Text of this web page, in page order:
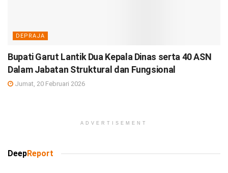
DEPRAJA
Bupati Garut Lantik Dua Kepala Dinas serta 40 ASN
Dalam Jabatan Struktural dan Fungsional
Jumat, 20 Februari 2026
ADVERTISEMENT
DeepReport